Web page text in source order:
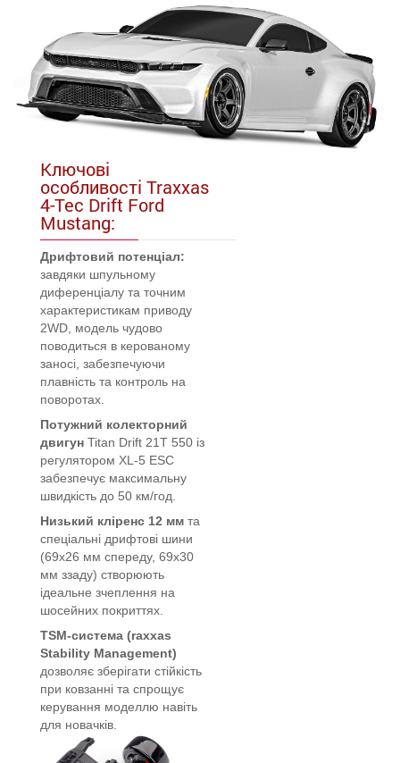
Ключові
особливості Traxxas
4-Tec Drift Ford
Mustang:
Дрифтовий потенціал:
завдяки шпульному
диференціалу та точним
характеристикам приводу
2WD, модель чудово
поводиться в керованому
заносі, забезпечуючи
плавність та контроль на
поворотах.
Потужний колекторний
двигунTitan Drift 21T 550 із
регулятором XL-5 ESC
забезпечує максимальну
швидкість до 50 км/год.
Низький кліренс 12 ммта
спеціальні дрифтові шини
(69x26 мм спереду, 69x30
мм ззаду) створюють
ідеальне зчеплення на
шосейних покриттях.
TSM-система (raxxas
Stability Management)
дозволяє зберігати стійкість
при ковзанні та спрощує
керування моделлю навіть
для новачків.